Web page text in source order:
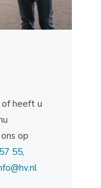
of heeft u
op
55,